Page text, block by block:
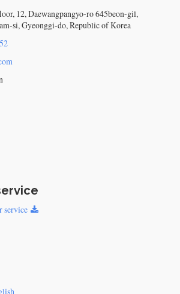
12, Daewangpangyo-ro 645beon-gil,
si, Gyeonggi-do, Republic of Korea
service